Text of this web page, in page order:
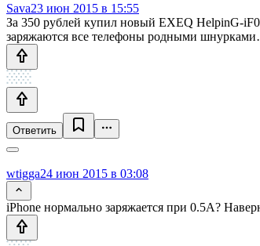
Sava23 июн 2015 в 15:55
За 350 рублей купил новый EXEQ HelpinG-
заряжаются все телефоны родными
Ответить
wtigga24 июн 2015 в 03:08
iPhone нормально заряжается при 0.5A?